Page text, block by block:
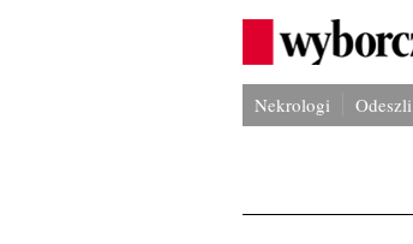
Nekrologi Odeszli